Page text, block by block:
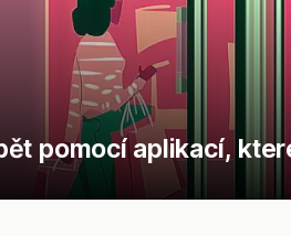
pomocí aplikací,